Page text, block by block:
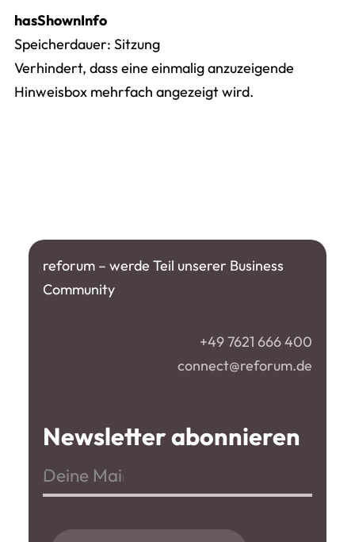
hasShownInfo
Speicherdauer Sitzung
Verhindert, dass eine einmalig anzuzeigende
Hinweisbox mehrfach angezeigt wird.
reforum – werde Teil unserer Business
Community
+49 7621 666 400
connect@reforum.de
Newsletter abonnieren